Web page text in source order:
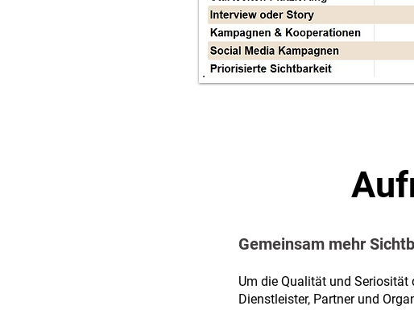
Gemeinsam mehr
Um die Qualität und
Dienstleister, Partner und